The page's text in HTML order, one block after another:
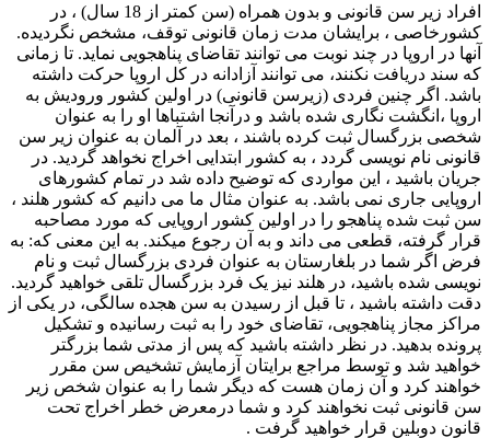
افراد زیر سن قانونی و بدون همراه (سن کمتر از 18 سال) ، در
کشورخاصی ، برایشان مدت زمان قانونی توقف، مشخص نگردیده.
آنها در اروپا در چند نوبت می توانند تقاضای پناهجویی نماید. تا زمانی
که سند دریافت نکنند، می توانند آزادانه در کل اروپا حرکت داشته
باشد. اگر چنین فردی (زیرسن قانونی) در اولین کشور ورودیش به
اروپا ،انگشت نگاری شده باشد و درآنجا اشتباها او را به عنوان
شخصی بزرگسال ثبت کرده باشند ، بعد در آلمان به عنوان زیر سن
قانونی نام نویسی گردد ، به کشور ابتدایی اخراج نخواهد گردید. در
جریان باشید ، این مواردی که توضیح داده شد در تمام کشورهای
اروپایی جاری نمی باشد. به عنوان مثال ما می دانیم که کشور هلند ،
سن ثبت شده پناهجو را در اولین کشور اروپایی که مورد مصاحبه
قرار گرفته، قطعی می داند و به آن رجوع میکند. به این معنی که: به
فرض اگر شما در بلغارستان به عنوان فردی بزرگسال ثبت و نام
نویسی شده باشید، در هلند نیز یک فرد بزرگسال تلقی خواهید گردید.
دقت داشته باشید ، تا قبل از رسیدن به سن هجده سالگی، در یکی از
مراکز مجاز پناهجویی، تقاضای خود را به ثبت رسانیده و تشکیل
پرونده بدهید. در نظر داشته باشید که پس از مدتی شما بزرگتر
خواهید شد و توسط مراجع برایتان آزمایش تشخیص سن مقرر
خواهند کرد و آن زمان هست که دیگر شما را به عنوان شخص زیر
سن قانونی ثبت نخواهند کرد و شما درمعرض خطر اخراج تحت
قانون دوبلین قرار خواهید گرفت .